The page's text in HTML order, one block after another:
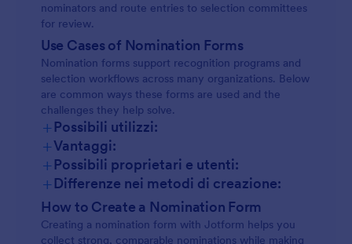
nominators and route entries to selection committees
for review.
Use Cases of Nomination Forms
Nomination forms support recognition programs and
selection workflows across many organizations. Below
are common ways these forms are used and the
challenges they help solve.
+Possibili utilizzi:
+Vantaggi:
+Possibili proprietari e utenti:
+Differenze nei metodi di creazione:
How to Create a Nomination Form
Creating a nomination form with Jotform helps you
collect strong, comparable nominations while making